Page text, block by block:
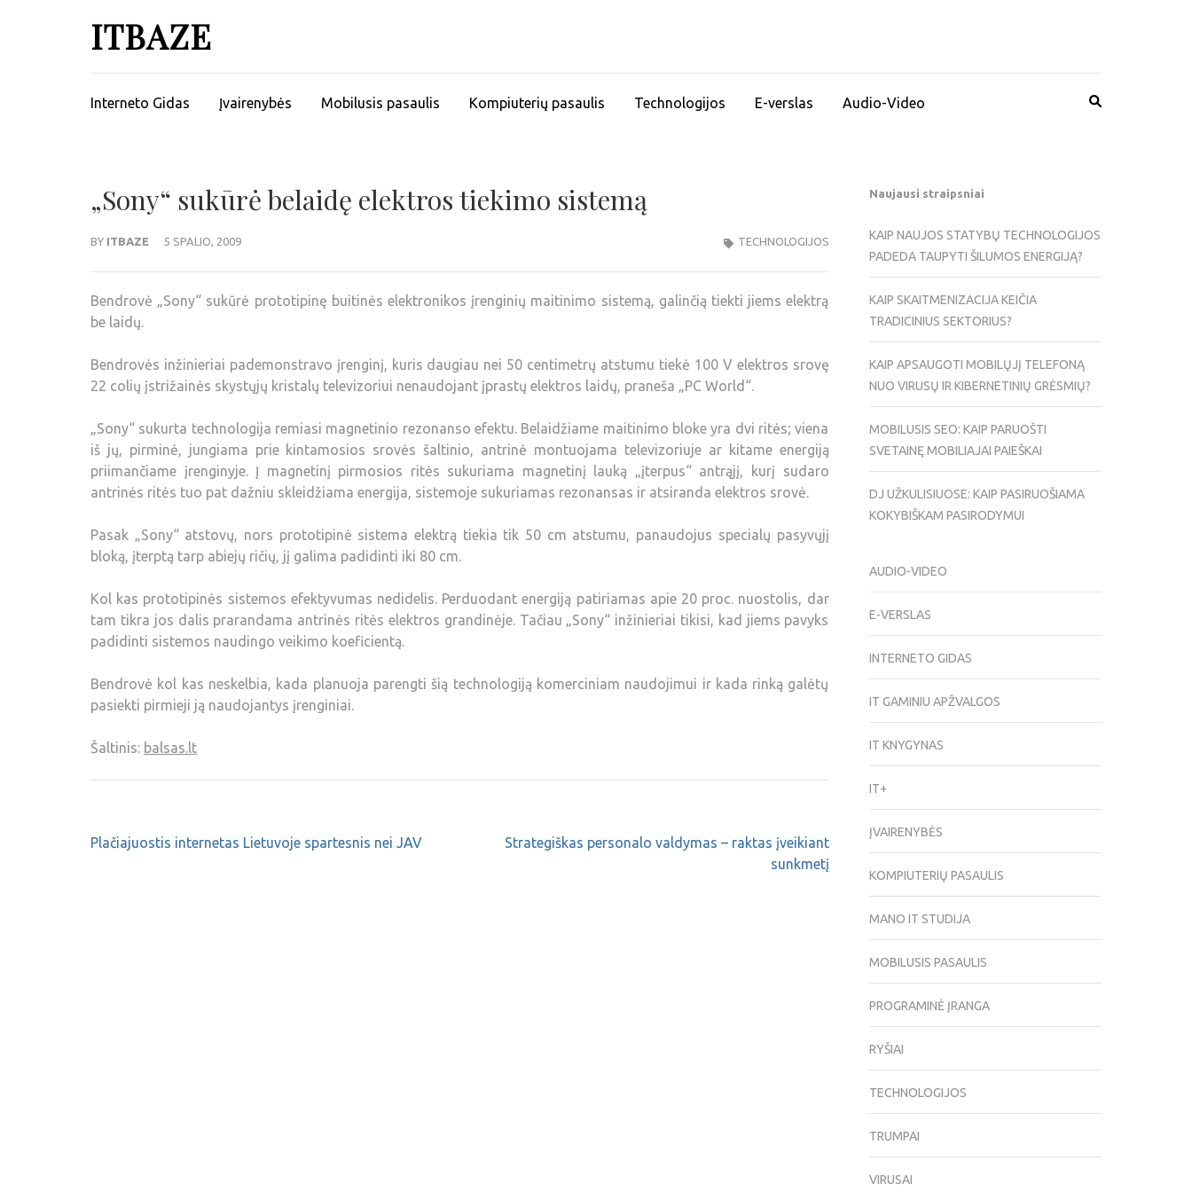
ITBAZE
Interneto Gidas Įvairenybės Mobilusis pasaulis Kompiuterių pasaulis Technologijos E-verslas Audio-Video
„Sony“ sukūrė belaidę elektros tiekimo sistemą
BY ITBAZE 5 SPALIO, 2009 TECHNOLOGIJOS
Bendrovė „Sony“ sukūrė prototipinę buitinės elektronikos įrenginių maitinimo sistemą, galinčią tiekti jiems elektrą
be laidų.
Bendrovės inžinieriai pademonstravo įrenginį, kuris daugiau nei 50 centimetrų atstumu tiekė 100 V elektros srovę
22 colių įstrižainės skystųjų kristalų televizoriui nenaudojant įprastų elektros laidų, praneša „PC World“.
„Sony“ sukurta technologija remiasi magnetinio rezonanso efektu. Belaidžiame maitinimo bloke yra dvi ritės; viena
iš jų, pirminė, jungiama prie kintamosios srovės šaltinio, antrinė montuojama televizoriuje ar kitame energiją
priimančiame įrenginyje. Į magnetinį pirmosios ritės sukuriama magnetinį lauką „įterpus“ antrąjį, kurį sudaro
antrinės ritės tuo pat dažniu skleidžiama energija, sistemoje sukuriamas rezonansas ir atsiranda elektros srovė.
Pasak „Sony“ atstovų, nors prototipinė sistema elektrą tiekia tik 50 cm atstumu, panaudojus specialų pasyvųjį
bloką, įterptą tarp abiejų ričių, jį galima padidinti iki 80 cm.
Kol kas prototipinės sistemos efektyvumas nedidelis. Perduodant energiją patiriamas apie 20 proc. nuostolis, dar
tam tikra jos dalis prarandama antrinės ritės elektros grandinėje. Tačiau „Sony“ inžinieriai tikisi, kad jiems pavyks
padidinti sistemos naudingo veikimo koeficientą.
Bendrovė kol kas neskelbia, kada planuoja parengti šią technologiją komerciniam naudojimui ir kada rinką galėtų
pasiekti pirmieji ją naudojantys įrenginiai.
Šaltinis: balsas.lt
Plačiajuostis internetas Lietuvoje spartesnis nei JAV
Strategiškas personalo valdymas – raktas įveikiant
sunkmetį
Naujausi straipsniai
KAIP NAUJOS STATYBŲ TECHNOLOGIJOS
PADEDA TAUPYTI ŠILUMOS ENERGIJĄ?
KAIP SKAITMENIZACIJA KEIČIA
TRADICINIUS SEKTORIUS?
KAIP APSAUGOTI MOBILŲJĮ TELEFONĄ
NUO VIRUSŲ IR KIBERNETINIŲ GRĖSMIŲ?
MOBILUSIS SEO: KAIP PARUOŠTI
SVETAINĘ MOBILIAJAI PAIEŠKAI
DJ UŽKULISIUOSE: KAIP PASIRUOŠIAMA
KOKYBIŠKAM PASIRODYMUI
AUDIO-VIDEO
E-VERSLAS
INTERNETO GIDAS
IT GAMINIU APŽVALGOS
IT KNYGYNAS
IT+
ĮVAIRENYBĖS
KOMPIUTERIŲ PASAULIS
MANO IT STUDIJA
MOBILUSIS PASAULIS
PROGRAMINĖ ĮRANGA
RYŠIAI
TECHNOLOGIJOS
TRUMPAI
VIRUSAI